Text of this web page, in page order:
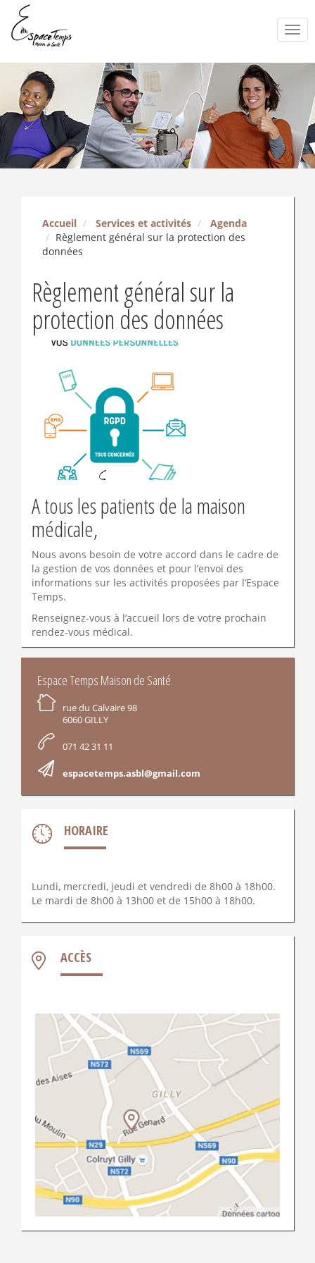
Accueil Services et activités
Agenda
Règlement général sur la protection des
données
Règlement général sur la
protection des données
A tous les patients de la maison
médicale,
Nous avons besoin de votre accord dans le cadre de
la gestion de vos données et pour l’envoi des
informations sur les activités proposées par l’Espace
Temps.
Renseignez-vous à l’accueil lors de votre prochain
rendez-vous médical.
INFORMATIONS
Espace Temps Maison de Santé
rue du Calvaire 98
6060 GILLY
071 42 31 11
espacetemps.asbl@gmail.com
HORAIRE
Lundi, mercredi, jeudi et vendredi de 8h00 à 18h00.
Le mardi de 8h00 à 13h00 et de 15h00 à 18h00.
ACCÈS